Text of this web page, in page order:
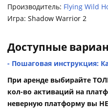
Производитель: Flying Wild
Игра: Shadow Warrior 2
Доступные
- Пошаговая инструкция:
При аренде выбирайте
кол-во активаций на
неверную платформу вы